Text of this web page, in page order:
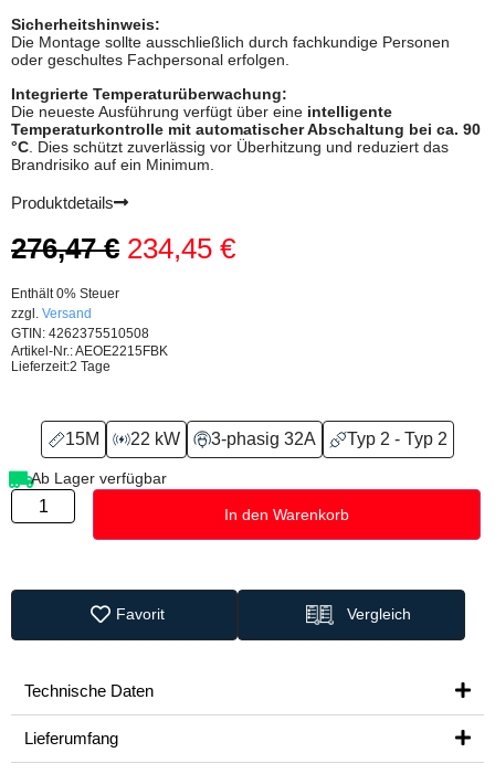
Sicherheits­hinweis:
Die Montage sollte ausschließlich durch fachkundige Personen
oder geschultes Fachpersonal erfolgen.
Integrierte Temperaturüberwachung:
Die neueste Ausführung verfügt über eine intelligente
Temperaturkontrolle mit automatischer Abschaltung bei ca. 90
°C . Dies schützt zuverlässig vor Überhitzung und reduziert das
Brandrisiko auf ein Minimum.
Produktdetails
276,47€ 234,45 €
Enthält 0% Steuer
zzgl. Versand
GTIN: 4262375510508
Artikel-Nr.: AEOE2215FBK
Lieferzeit:2 Tage
15M 22 kW 3-phasig 32A Typ 2 - Typ 2
Ab Lager verfügbar
In den Warenkorb
Favorit Vergleich
Technische Daten
Lieferumfang